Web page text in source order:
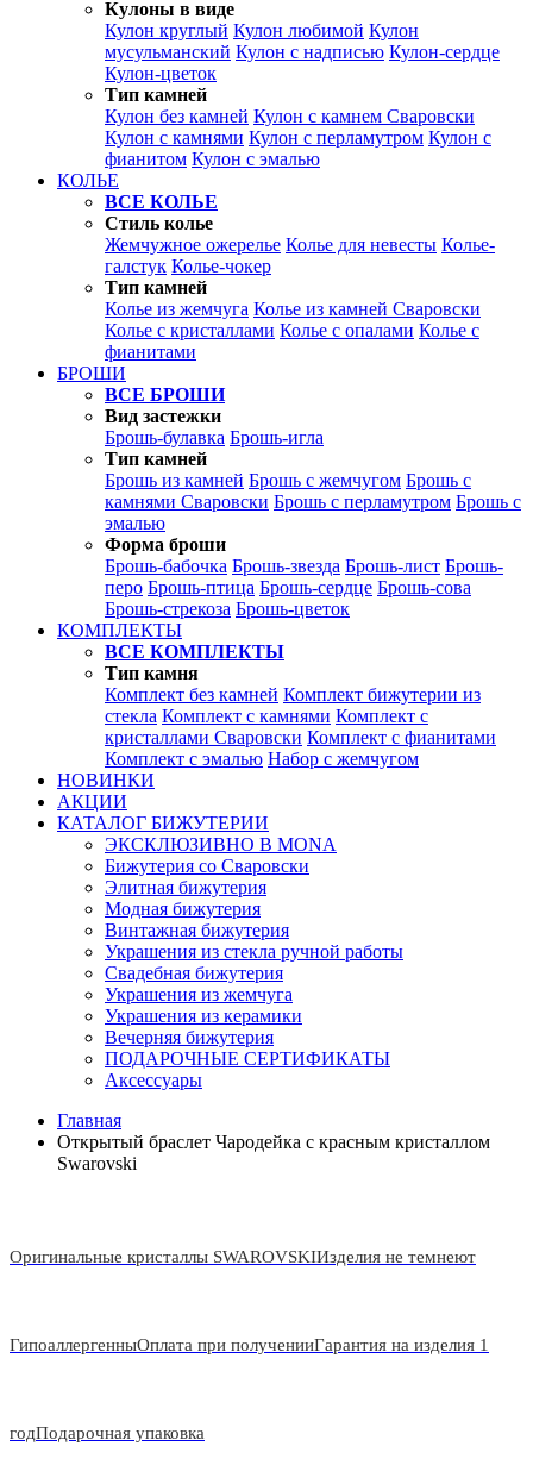
Кулоны в виде
Кулон круглый Кулон любимой Кулон
мусульманский Кулон с надписью Кулон-сердце
Кулон-цветок
Тип камней
Кулон без камней Кулон с камнем Сваровски
Кулон с камнями Кулон с перламутром Кулон с
фианитом Кулон с эмалью
КОЛЬЕ
ВСЕ КОЛЬЕ
Стиль колье
Жемчужное ожерелье Колье для невесты Колье-
галстук Колье-чокер
Тип камней
Колье из жемчуга Колье из камней Сваровски
Колье с кристаллами Колье с опалами Колье с
фианитами
БРОШИ
ВСЕ БРОШИ
Вид застежки
Брошь-булавка Брошь-игла
Тип камней
Брошь из камней Брошь с жемчугом Брошь с
камнями Сваровски Брошь с перламутром Брошь с
эмалью
Форма броши
Брошь-бабочка Брошь-звезда Брошь-лист Брошь-
перо Брошь-птица Брошь-сердце Брошь-сова
Брошь-стрекоза Брошь-цветок
КОМПЛЕКТЫ
ВСЕ КОМПЛЕКТЫ
Тип камня
Комплект без камней Комплект бижутерии из
стекла Комплект с камнями Комплект с
кристаллами Сваровски Комплект с фианитами
Комплект с эмалью Набор с жемчугом
НОВИНКИ
АКЦИИ
КАТАЛОГ БИЖУТЕРИИ
ЭКСКЛЮЗИВНО В MONA
Бижутерия со Сваровски
Элитная бижутерия
Модная бижутерия
Винтажная бижутерия
Украшения из стекла ручной работы
Свадебная бижутерия
Украшения из жемчуга
Украшения из керамики
Вечерняя бижутерия
ПОДАРОЧНЫЕ СЕРТИФИКАТЫ
Аксессуары
Главная
Открытый браслет Чародейка с красным кристаллом
Swarovski
Оригинальные кристаллы SWAROVSKIИзделия не темнеют
ГипоаллергенныОплата при полученииГарантия на изделия 1
годПодарочная упаковка